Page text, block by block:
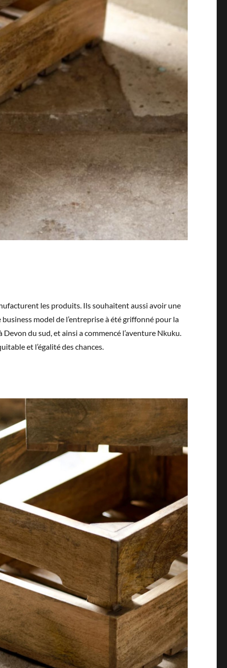
les produits. Ils souhaitent aussi avoir une
model de l’entreprise à été griffonné pour la
du sud, et ainsi a commencé l’aventure Nkuku.
et l’égalité des chances.